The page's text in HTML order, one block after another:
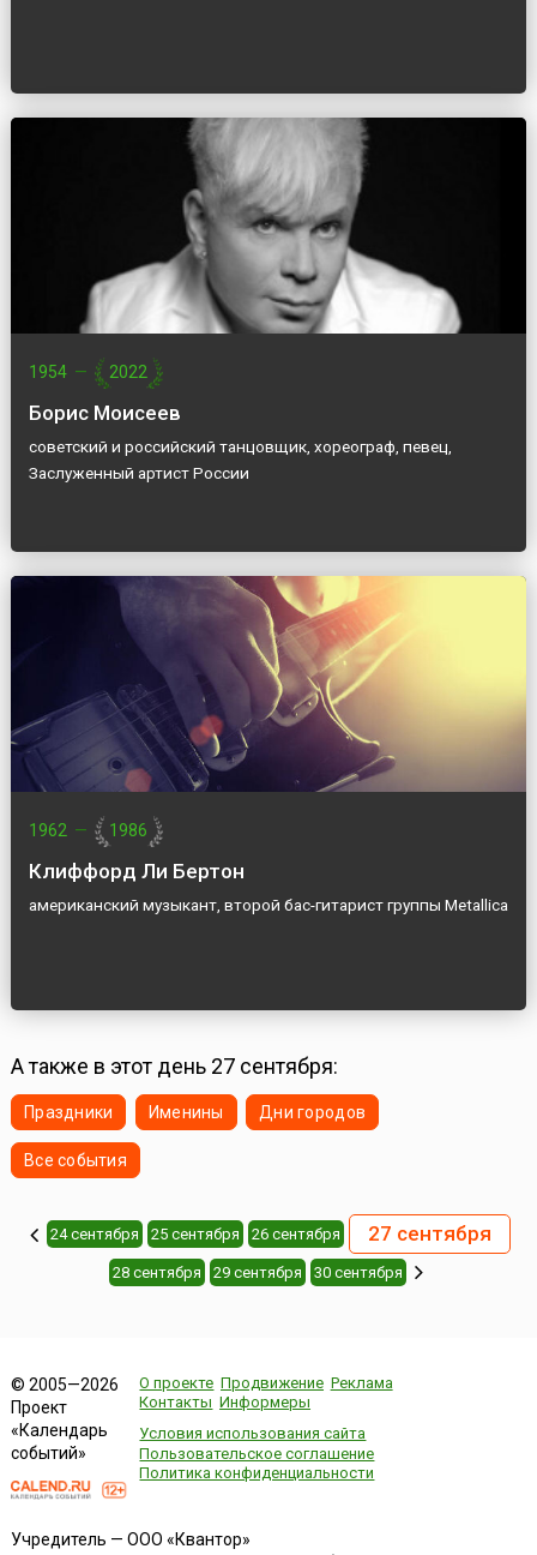
1954 — 2022
Борис Моисеев
советский и российский танцовщик, хореограф, певец,
Заслуженный артист России
1962 — 1986
Клиффорд Ли Бертон
американский музыкант, второй бас-гитарист группы Metallica
А также в этот день 27 сентября:
Праздники Именины Дни городов
Все события
24 сентября 25 сентября 26 сентября 27 сентября
28 сентября 29 сентября 30 сентября
© 2005—2026
Проект
«Календарь
событий»
О проекте Продвижение Реклама
Контакты Информеры
Условия использования сайта
Пользовательское соглашение
Политика конфиденциальности
Учредитель — ООО «Квантор»